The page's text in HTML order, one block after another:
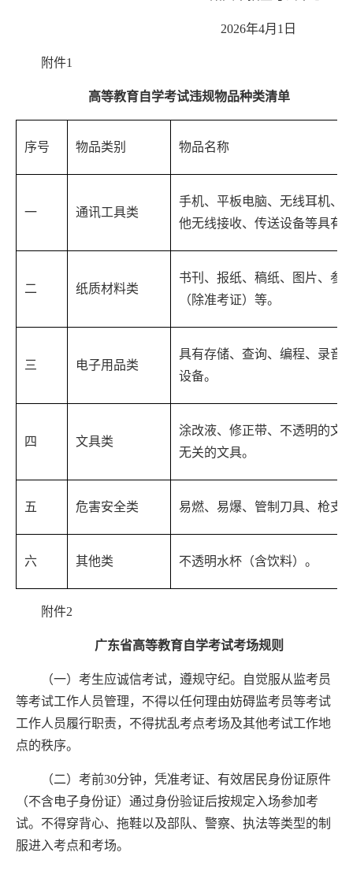
2026年4月 1 日
附件1
高等教育自学考试违规物品种类清单
序号 物品类别 物品名称
一 通讯工具类
手机、平板电脑、无线耳机、
他无线接收、传送设备等具有
二 纸质材料类
书刊、报纸、稿纸、图片、参
（除准考证）等。
三 电子用品类
具有存储、查询、编程、录音
设备。
四 文具类
涂改液、修正带、不透明的文
无关的文具。
五 危害安全类 易燃、易爆、管制刀具、枪支
六 其他类 不透明水杯（含饮料）。
附件2
广东省高等教育自学考试考场规则
（一）考生应诚信考试，遵规守纪。自觉服从监考员
等考试工作人员管理，不得以任何理由妨碍监考员等考试
工作人员履行职责，不得扰乱考点考场及其他考试工作地
点的秩序。
（二）考前30分钟，凭准考证、有效居民身份证原件
（不含电子身份证）通过身份验证后按规定入场参加考
试。不得穿背心、拖鞋以及部队、警察、执法等类型的制
服进入考点和考场。